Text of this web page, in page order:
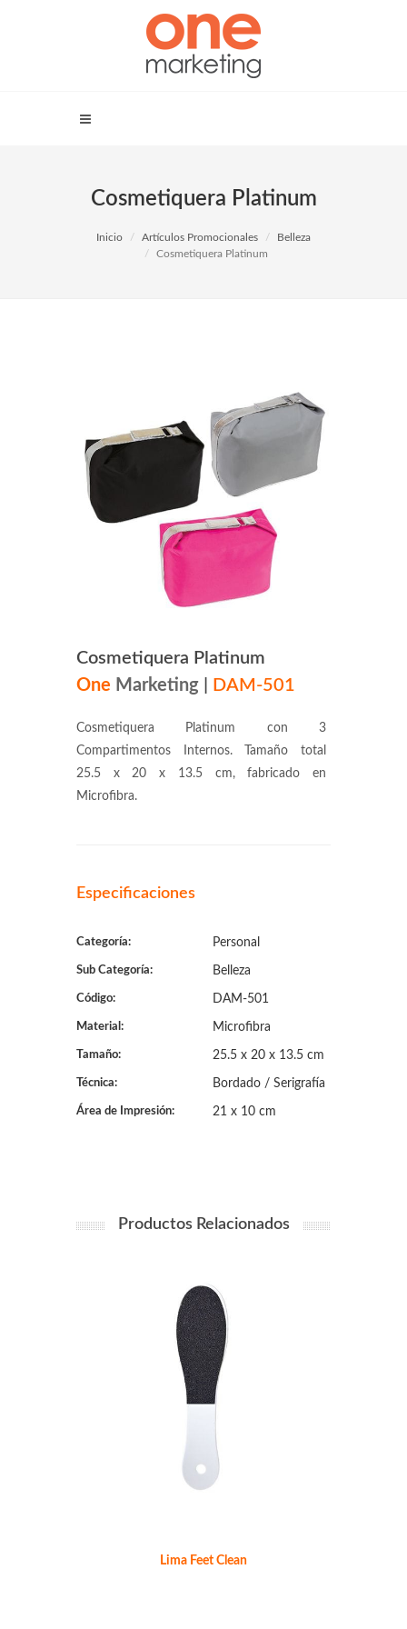
Cosmetiquera Platinum
Inicio Artículos Promocionales
Belleza
Cosmetiquera Platinum
Cosmetiquera Platinum
One Marketing DAM-501
Cosmetiquera Platinum con 3
Compartimentos Internos. Tamaño total
25.5 x 20 x 13.5 cm, fabricado en
Microfibra.
Especificaciones
Categoría: Personal
Sub Categoría: Belleza
Código: DAM-501
Material: Microfibra
Tamaño: 25.5 x 20 x 13.5 cm
Técnica: Bordado / Serigrafía
Área de Impresión: 21 x 10 cm
Productos Relacionados
Lima Feet Clean